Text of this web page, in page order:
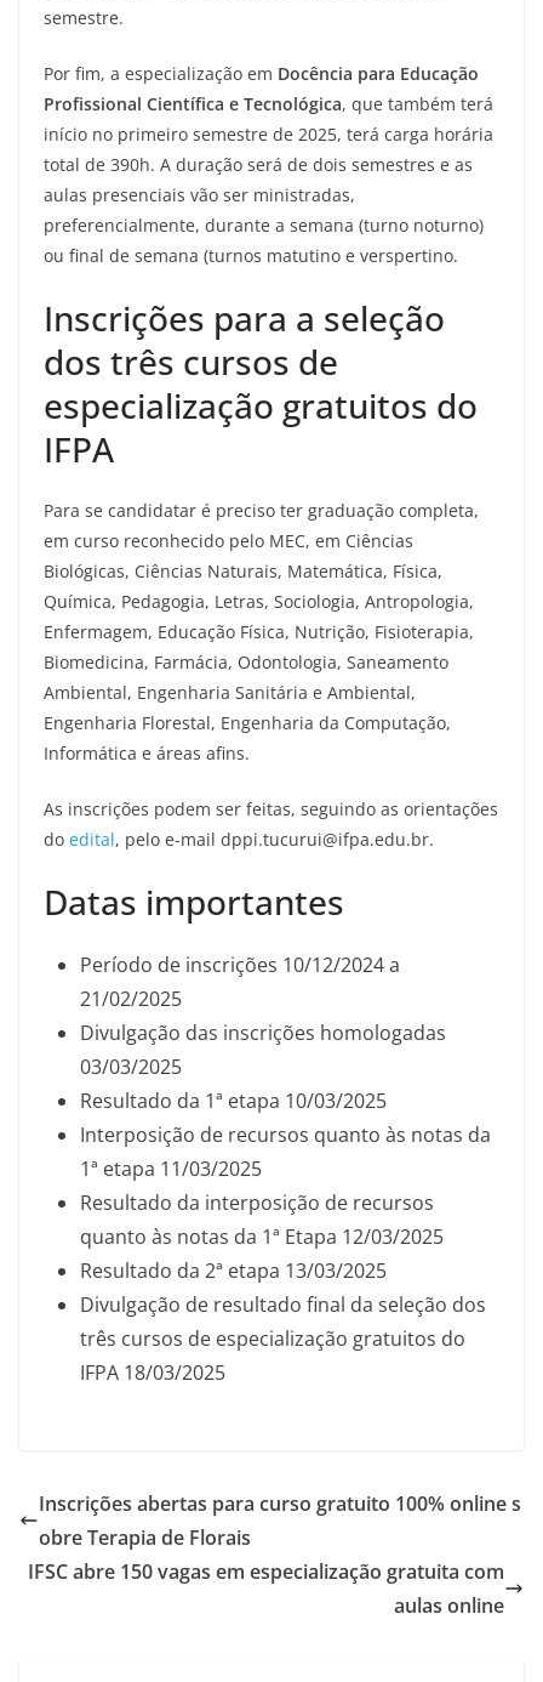
semestre.
Por fim, a especialização em Docência para Educação
Profissional Científica e Tecnológica, que também terá
início no primeiro semestre de 2025, terá carga horária
total de 390h. A duração será de dois semestres e as
aulas presenciais vão ser ministradas,
preferencialmente, durante a semana (turno noturno)
ou final de semana (turnos matutino e verspertino.
Inscrições para a seleção
dos três cursos de
especialização gratuitos do
IFPA
Para se candidatar é preciso ter graduação completa,
em curso reconhecido pelo MEC, em Ciências
Biológicas, Ciências Naturais, Matemática, Física,
Química, Pedagogia, Letras, Sociologia, Antropologia,
Enfermagem, Educação Física, Nutrição, Fisioterapia,
Biomedicina, Farmácia, Odontologia, Saneamento
Ambiental, Engenharia Sanitária e Ambiental,
Engenharia Florestal, Engenharia da Computação,
Informática e áreas afins.
As inscrições podem ser feitas, seguindo as orientações
do edital, pelo e-mail dppi.tucurui@ifpa.edu.br.
Datas importantes
Período de inscrições 10/12/2024 a
21/02/2025
Divulgação das inscrições homologadas
03/03/2025
Resultado da 1ª etapa 10/03/2025
Interposição de recursos quanto às notas da
1ª etapa 11/03/2025
Resultado da interposição de recursos
quanto às notas da 1ª Etapa 12/03/2025
Resultado da 2ª etapa 13/03/2025
Divulgação de resultado final da seleção dos
três cursos de especialização gratuitos do
IFPA 18/03/2025
Inscrições abertas para curso gratuito 100% online s
obre Terapia de Florais
IFSC abre 150 vagas em especialização gratuita com
aulas online